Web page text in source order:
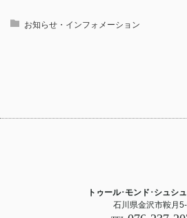
お知らせ・インフォメーション
トゥール･モンド･シュシ
石川県金沢市鞍月